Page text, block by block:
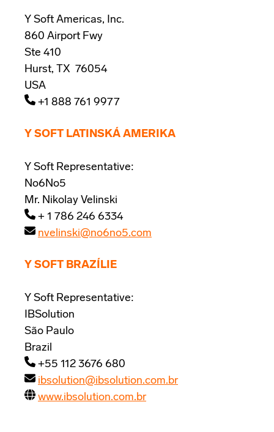
Y Soft Americas, Inc.
860 Airport Fwy
Ste 410
Hurst, TX 76054
USA
+1 888 761 9977
Y SOFT LATINSKÁ AMERIKA
Y Soft Representative:
No6No5
Mr. Nikolay Velinski
+ 1 786 246 6334
nvelinski@no6no5.com
Y SOFT BRAZÍLIE
Y Soft Representative:
IBSolution
São Paulo
Brazil
+55 112 3676 680
ibsolution@ibsolution.com.br
www.ibsolution.com.br